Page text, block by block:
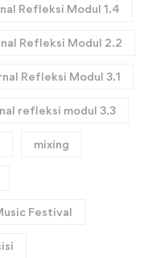
Refleksi Modul 1.4
Refleksi Modul 2.2
Refleksi Modul 3.1
refleksi modul 3.3
mixing
Festival